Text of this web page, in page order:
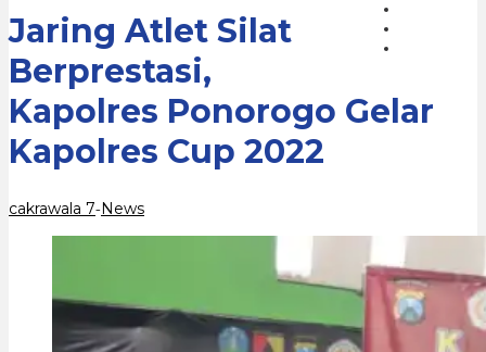
Kapolres
Ponorogo
Kapolres
2022
Jaring Atlet Silat
Berprestasi,
Kapolres Ponorogo Gelar
Kapolres Cup 2022
cakrawala 7-News